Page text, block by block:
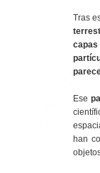
Tras
Ese
han